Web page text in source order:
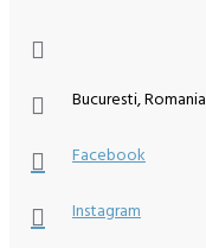
Bucuresti, Romania
Facebook
Instagram